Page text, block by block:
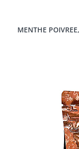
MENTHE